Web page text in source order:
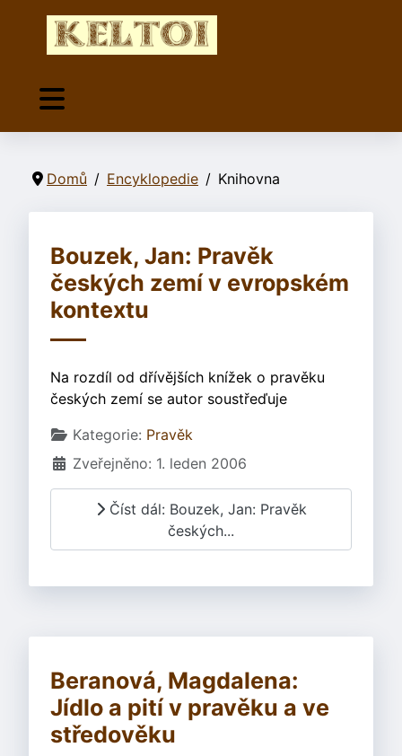
Domů Encyklopedie Knihovna
Bouzek, Jan: Pravěk
českých zemí v evropském
kontextu
Na rozdíl od dřívějších knížek o pravěku
českých zemí se autor soustřeďuje
Základní údaje
Kategorie: Pravěk
Zveřejněno: 1. leden 2006
Číst dál: Bouzek, Jan: Pravěk
českých...
Beranová, Magdalena:
Jídlo a pití v pravěku a ve
středověku